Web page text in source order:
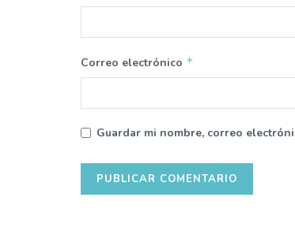
Correo electrónico *
Guardar mi nombre, correo